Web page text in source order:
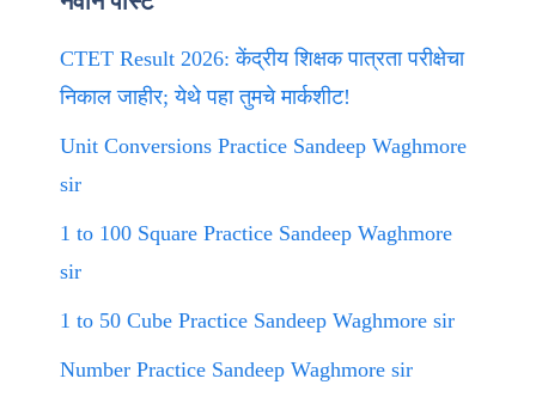
CTET Result 2026: केंद्रीय शिक्षक पात्रता परीक्षेचा
निकाल जाहीर; येथे पहा तुमचे मार्कशीट!
Unit Conversions Practice Sandeep Waghmore
sir
1 to 100 Square Practice Sandeep Waghmore
sir
1 to 50 Cube Practice Sandeep Waghmore sir
Number Practice Sandeep Waghmore sir